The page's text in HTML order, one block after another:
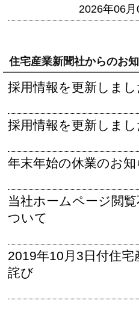
2026年06月
住宅産業新聞社からのお
採用情報を更新しまし
採用情報を更新しまし
年末年始の休業のお知
当社ホームページ閲
ついて
2019年10月3日付住
詫び